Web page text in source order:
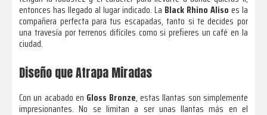
entonces has llegado al lugar indicado. La Black Rhino Aliso es la
compañera perfecta para tus escapadas, tanto si te decides por
una travesía por terrenos difíciles como si prefieres un café en la
ciudad.
Diseño que Atrapa Miradas
Con un acabado en Gloss Bronze, estas llantas son simplemente
impresionantes. No se limitan a ser unas llantas más en el